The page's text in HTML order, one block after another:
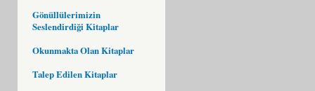
Gönüllülerimizin
Seslendirdiği Kitaplar
Okunmakta Olan Kitaplar
Talep Edilen Kitaplar